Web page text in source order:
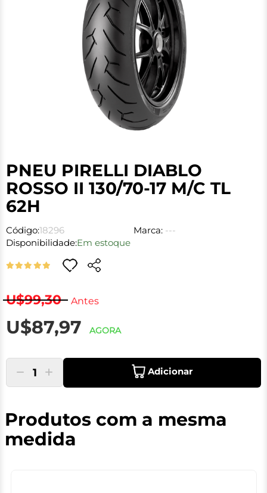
PNEU PIRELLI DIABLO
ROSSO II 130/70-17 M/C TL
62H
Código:18296 Marca: ---
Disponibilidade:Em estoque
U$99,30 Antes
U$87,97 AGORA
1 Adicionar
Produtos com a mesma
medida